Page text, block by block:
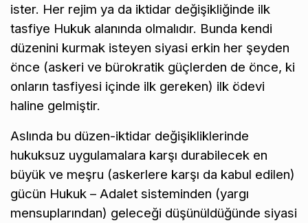
ister. Her rejim ya da iktidar değişikliğinde ilk
tasfiye Hukuk alanında olmalıdır. Bunda kendi
düzenini kurmak isteyen siyasi erkin her şeyden
önce (askeri ve bürokratik güçlerden de önce, ki
onların tasfiyesi içinde ilk gereken) ilk ödevi
haline gelmiştir.
Aslında bu düzen-iktidar değişikliklerinde
hukuksuz uygulamalara karşı durabilecek en
büyük ve meşru (askerlere karşı da kabul edilen)
gücün Hukuk – Adalet sisteminden (yargı
mensuplarından) geleceği düşünüldüğünde siyasi